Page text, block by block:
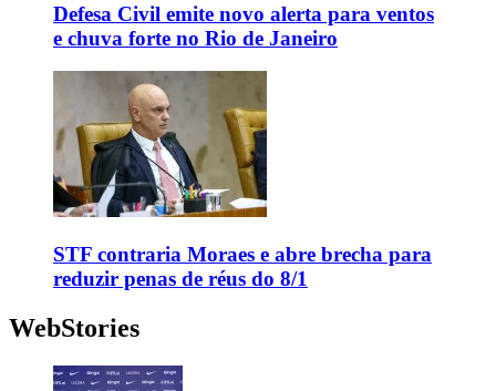
Defesa Civil emite novo alerta para ventos
e chuva forte no Rio de Janeiro
STF contraria Moraes e abre brecha para
reduzir penas de réus do 8/1
WebStories